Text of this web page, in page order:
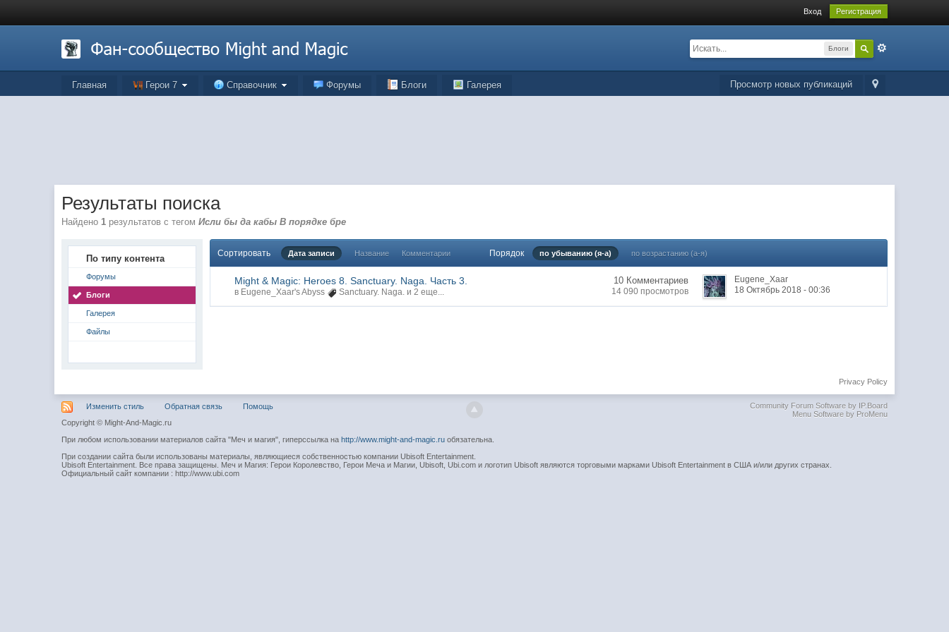
Вход Регистрация
Блоги
Просмотр новых публикаций
Главная Герои 7 Справочник Форумы Блоги Галерея
Результаты поиска
Найдено1 результатов с тегомИсли бы да кабы В порядке бре
По типу контента
Форумы
Блоги
Галерея
Файлы
Сортировать Дата записи Название Комментарии Порядок по убыванию (я-а) по возрастанию (а-я)
Might & Magic: Heroes 8. Sanctuary. Naga. Часть 3.
в Eugene_Xaar's Abyss Sanctuary. Naga. и 2 еще...
10 Комментариев
14 090 просмотров
Eugene_Xaar
18 Октябрь 2018 - 00:36
Privacy Policy
Изменить стиль Обратная связь Помощь
Community Forum Software by IP.Board
Menu Software by ProMenu
Copyright © Might-And-Magic.ru
При любом использовании материалов сайта "Меч и магия", гиперссылка наhttp://www.might-and-magic.ru обязательна.
При создании сайта были использованы материалы, являющиеся собственностью компании Ubisoft Entertainment.
Ubisoft Entertainment. Все права защищены. Меч и Магия: Герои Королевство, Герои Меча и Магии, Ubisoft, Ubi.com и логотип Ubisoft являются торговыми марками Ubisoft Entertainment в США и/или других странах.
Официальный сайт компании : http://www.ubi.com